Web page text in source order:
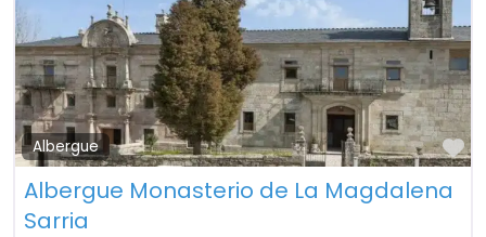
Albergue
Albergue Monasterio de La Magdalena
Sarria